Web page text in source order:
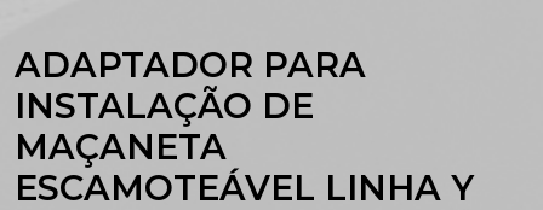
ADAPTADOR PARA
INSTALAÇÃO DE
MAÇANETA
ESCAMOTEÁVEL LINHA Y